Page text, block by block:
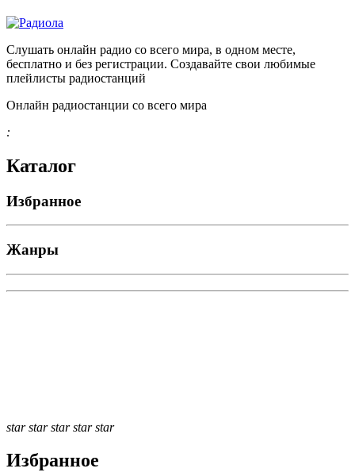
Слушать онлайн радио со всего мира, в одном месте,
бесплатно и без регистрации. Создавайте свои любимые
плейлисты радиостанций
Онлайн радиостанции со всего мира
:
Каталог
Избранное
Жанры
star star star star star
Избранное